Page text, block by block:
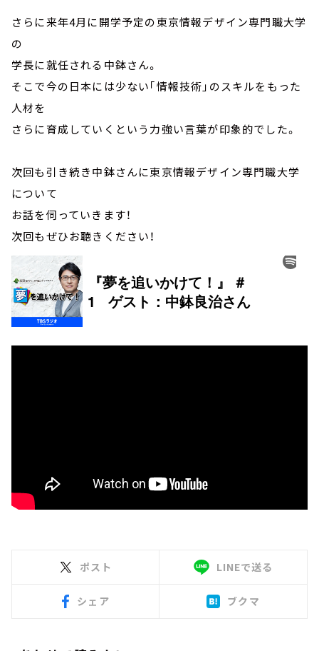
さらに来年4月に開学予定の東京情報デザイン専門職大学
の
学長に就任される中鉢さん。
そこで今の日本には少ない｢情報技術｣のスキルをもった
人材を
さらに育成していくという力強い言葉が印象的でした。
次回も引き続き中鉢さんに東京情報デザイン専門職大学
について
お話を伺っていきます！
次回もぜひお聴きください！
ポスト LINEで送る
シェア ブクマ